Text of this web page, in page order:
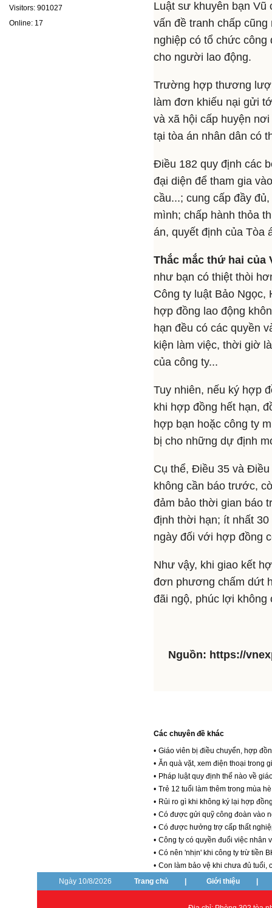
Visitors: 901027
Online: 17
Luật sư khuyên bạn
vấn đề tranh chấp
nghiệp có tổ chức công
cho người lao động.
Trường hợp thương
làm đơn khiếu nại gửi
và xã hội cấp huyện
tại tòa án nhân dân có
Điều 182 quy định các
đại diện để tham gia
cầu...; cung cấp đầy
mình; chấp hành thỏa
án, quyết định của Tòa
Thắc mắc thứ hai của
như bạn có thiệt thòi
Công ty luật Bảo Ngọc,
hợp đồng lao động
hạn đều có các quyền
kiện làm việc, thời giờ
của công ty...
Tuy nhiên, nếu ký hợp
khi hợp đồng hết hạn,
hợp bạn hoặc công ty
bị cho những dự định
Cụ thể, Điều 35 và
không cần báo trước,
đảm bảo thời gian báo
định thời hạn; ít nhất
ngày đối với hợp đồng
Như vậy, khi giao kết
đơn phương chấm dứt
đãi ngộ, phúc lợi không
Nguồn: https://
Các chuyên đề khác
• Giáo viên bị điều chuyển, hợp
• Ăn quà vặt, xem điện thoại trong
• Pháp luật quy định thế nào về
• Trẻ 12 tuổi làm thêm trong mùa
• Rủi ro gì khi không ký lại hợp
• Có được gửi quỹ công đoàn vào
• Có được hưởng trợ cấp thất
• Công ty có quyền đuổi việc nhân
• Có nên 'nhịn' khi công ty trừ tiền
• Con làm bảo vệ khi chưa đủ tuổi,
Ngày 10/8/2026
Trang chủ Giới thiệu